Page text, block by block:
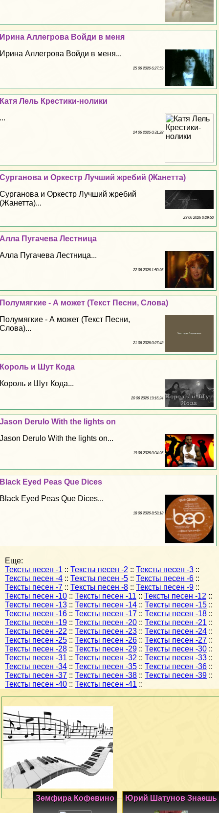
Ирина Аллегрова Войди в меня
Ирина Аллегрова Войди в меня...
25 06 2026 6:27:59
Катя Лель Крестики-нолики
...
24 06 2026 0:31:28
Сурганова и Оркестр Лучший жребий (Жанетта)
Сурганова и Оркестр Лучший жребий
(Жанетта)...
23 06 2026 0:29:50
Алла Пугачева Лестница
Алла Пугачева Лестница...
22 06 2026 1:50:26
Полумягкие - А может (Текст Песни, Слова)
Полумягкие - А может (Текст Песни,
Слова)...
21 06 2026 0:27:48
Король и Шут Кода
Король и Шут Кода...
20 06 2026 19:16:24
Jason Derulo With the lights on
Jason Derulo With the lights on...
19 06 2026 0:34:26
Black Eyed Peas Que Dices
Black Eyed Peas Que Dices...
18 06 2026 8:58:18
Еще:
Тексты песен -1 :: Тексты песен -2 :: Тексты песен -3 ::
Тексты песен -4 :: Тексты песен -5 :: Тексты песен -6 ::
Тексты песен -7 :: Тексты песен -8 :: Тексты песен -9 ::
Тексты песен -10 :: Тексты песен -11 :: Тексты песен -12 ::
Тексты песен -13 :: Тексты песен -14 :: Тексты песен -15 ::
Тексты песен -16 :: Тексты песен -17 :: Тексты песен -18 ::
Тексты песен -19 :: Тексты песен -20 :: Тексты песен -21 ::
Тексты песен -22 :: Тексты песен -23 :: Тексты песен -24 ::
Тексты песен -25 :: Тексты песен -26 :: Тексты песен -27 ::
Тексты песен -28 :: Тексты песен -29 :: Тексты песен -30 ::
Тексты песен -31 :: Тексты песен -32 :: Тексты песен -33 ::
Тексты песен -34 :: Тексты песен -35 :: Тексты песен -36 ::
Тексты песен -37 :: Тексты песен -38 :: Тексты песен -39 ::
Тексты песен -40 :: Тексты песен -41 ::
Юрий Шатунов Знаешь
Земфира Кофевино